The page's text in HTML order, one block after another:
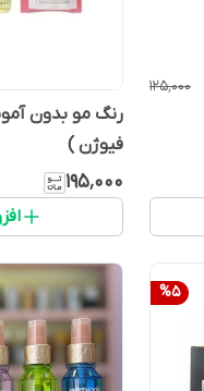
۱۲۵٬۰۰۰
رنگ مو بدون
فیوژن )
۱۹۵٬۰۰۰
%5